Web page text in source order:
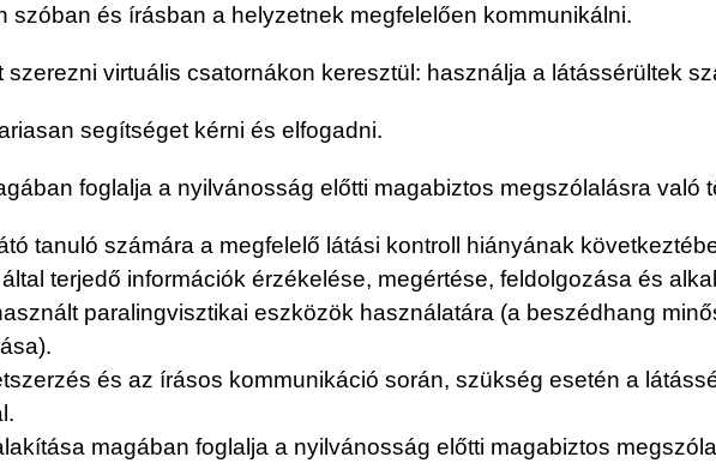
szóban és írásban a helyzetnek megfelelően kommunikálni.
szerezni virtuális csatornákon keresztül: használja a látássérültek
segítséget kérni és elfogadni.
foglalja a nyilvánosság előtti magabiztos megszólalásra való
tanuló számára a megfelelő látási kontroll hiányának
terjedő információk érzékelése, megértése, feldolgozása és
paralingvisztikai eszközök használatára (a beszédhang
és az írásos kommunikáció során, szükség esetén a
magában foglalja a nyilvánosság előtti magabiztos